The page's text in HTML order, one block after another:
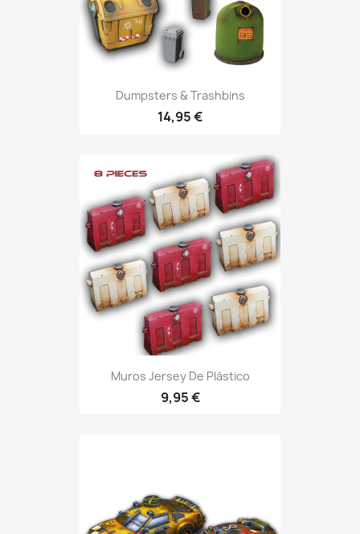
Dumpsters & Trashbins
14,95 €
Muros Jersey De Plástico
9,95 €